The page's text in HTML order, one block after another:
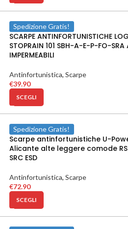
Spedizione Gratis!
SCARPE ANTINFORTUNISTICHE
STOPRAIN 101 SBH-A-E-P-FO-SRA
IMPERMEABILI
Antinfortunistica, Scarpe
€39.90
SCEGLI
Spedizione Gratis!
Scarpe antinfortunistiche U-
Alicante alte leggere comode RS
SRC ESD
Antinfortunistica, Scarpe
€72.90
SCEGLI